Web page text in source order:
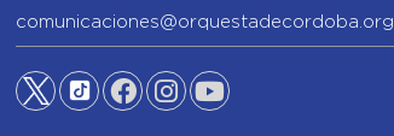
comunicaciones@orquestadecordoba.org